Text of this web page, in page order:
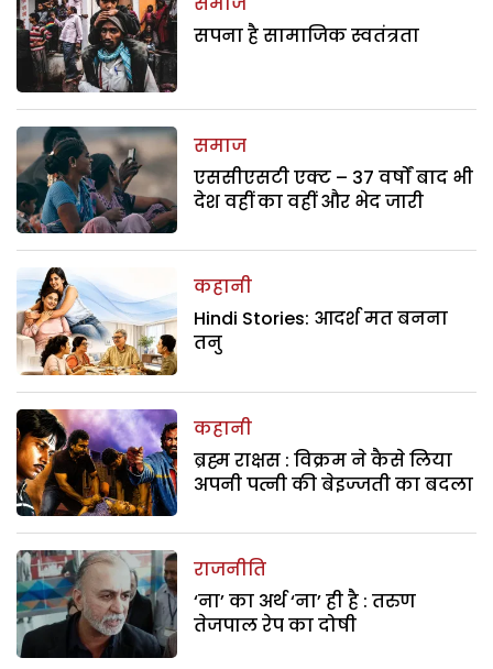
सपना है सामाजिक स्वतंत्रता
समाज
एससीएसटी एक्ट – 37 वर्षों बाद भी
देश वहीं का वहीं और भेद जारी
कहानी
Hindi Stories: आदर्श मत बनना
तनु
कहानी
ब्रह्म राक्षस : विक्रम ने कैसे लिया
अपनी पत्नी की बेइज्जती का बदला
राजनीति
‘ना’ का अर्थ ‘ना’ ही है : तरुण
तेजपाल रेप का दोषी